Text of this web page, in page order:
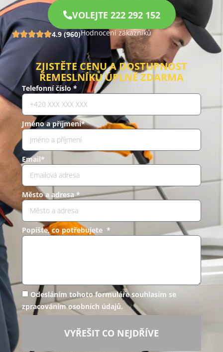
VOLEJTE 222 292 152
4.9 (960)Hodnocení zákazníků
ZJISTĚTE CENU A DOSTUPNOST
ŘEMESLNÍKŮ ÚPLNĚ ZDARMA
Telefonní číslo *
Jméno a příjmení*
Email*
Město a adresa *
Popište, co potřebujete *
Odesláním tohoto formuláře souhlasím se
zpracováním osobních údajů.
VYŘEŠIT CO NEJDŘÍVE